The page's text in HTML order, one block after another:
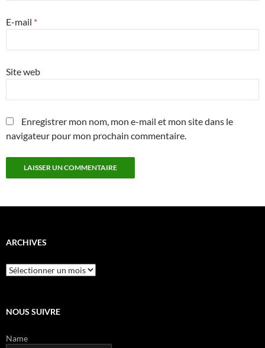
E-mail *
Site web
Enregistrer mon nom, mon e-mail et mon site dans le
navigateur pour mon prochain commentaire.
ARCHIVES
Archives
NOUS SUIVRE
Name